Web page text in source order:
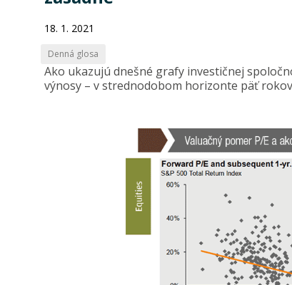
18. 1. 2021
Denná glosa
Ako ukazujú dnešné grafy investičnej
výnosy – v strednodobom horizonte päť